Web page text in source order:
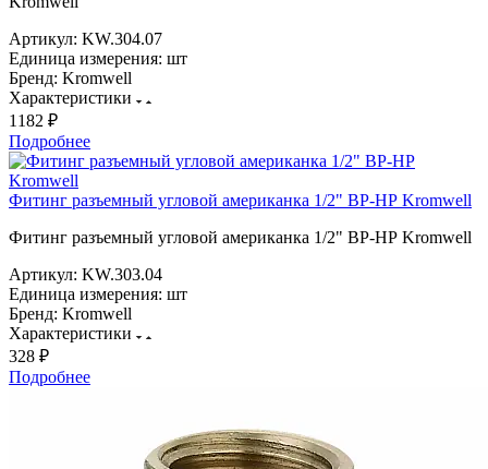
Артикул: KW.304.07
Единица измерения: шт
Бренд: Kromwell
Характеристики
1182 ₽
Подробнее
Фитинг разъемный угловой американка 1/2" ВР-НР Kromwell
Фитинг разъемный угловой американка 1/2" ВР-НР Kromwell
Артикул: KW.303.04
Единица измерения: шт
Бренд: Kromwell
Характеристики
328 ₽
Подробнее